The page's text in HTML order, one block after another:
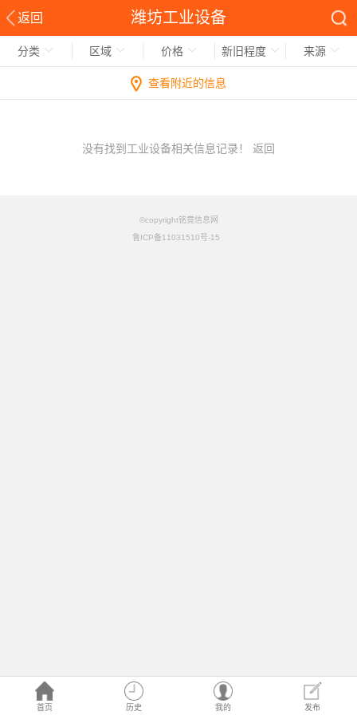
返回 潍坊工业设备
首页 历史 我的 发布
分类 区域 价格 新旧程度 来源
查看附近的信息
没有找到工业设备相关信息记录！ 返回
©copyright铭竟信息网
鲁ICP备11031510号-15